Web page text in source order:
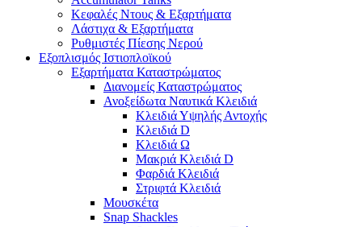
Κεφαλές Ντους & Εξαρτήματα
Λάστιχα & Εξαρτήματα
Ρυθμιστές Πίεσης Νερού
Εξοπλισμός Ιστιοπλοϊκού
Εξαρτήματα Καταστρώματος
Διανομείς Καταστρώματος
Ανοξείδωτα Ναυτικά Κλειδιά
Κλειδιά Υψηλής Αντοχής
Κλειδιά D
Κλειδιά Ω
Μακριά Κλειδιά D
Φαρδιά Κλειδιά
Στριφτά Κλειδιά
Μουσκέτα
Snap Shackles